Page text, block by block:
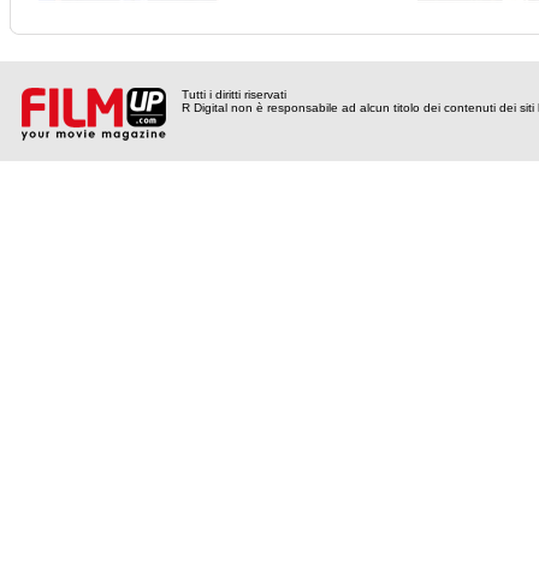
Tutti i diritti riservati
R Digital non è responsabile ad alcun titolo dei contenuti dei siti